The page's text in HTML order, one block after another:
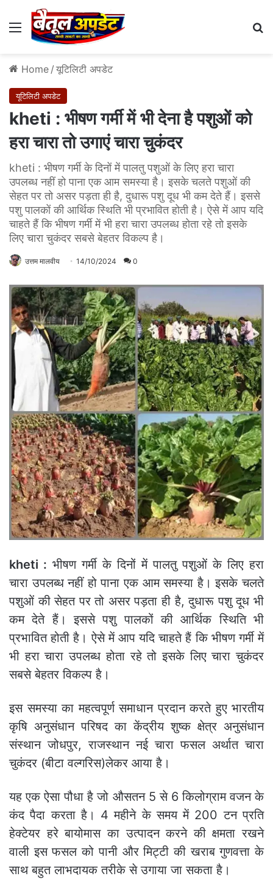
Menu
Home / यूटिलिटी अपडेट
यूटिलिटी अपडेट
kheti : भीषण गर्मी में भी देना है पशुओं को
हरा चारा तो उगाएं चारा चुकंदर
kheti : भीषण गर्मी के दिनों में पालतु पशुओं के लिए हरा चारा
उपलब्ध नहीं हो पाना एक आम समस्या है। इसके चलते पशुओं की
सेहत पर तो असर पड़ता ही है, दुधारू पशु दूध भी कम देते हैं। इससे
पशु पालकों की आर्थिक स्थिति भी प्रभावित होती है। ऐसे में आप यदि
चाहते हैं कि भीषण गर्मी में भी हरा चारा उपलब्ध होता रहे तो इसके
लिए चारा चुकंदर सबसे बेहतर विकल्प है।
उत्तम मालवीय 14/10/2024 0
kheti : भीषण गर्मी के दिनों में पालतु पशुओं के लिए हरा
चारा उपलब्ध नहीं हो पाना एक आम समस्या है। इसके चलते
पशुओं की सेहत पर तो असर पड़ता ही है, दुधारू पशु दूध भी
कम देते हैं। इससे पशु पालकों की आर्थिक स्थिति भी
प्रभावित होती है। ऐसे में आप यदि चाहते हैं कि भीषण गर्मी में
भी हरा चारा उपलब्ध होता रहे तो इसके लिए चारा चुकंदर
सबसे बेहतर विकल्प है।
इस समस्या का महत्वपूर्ण समाधान प्रदान करते हुए भारतीय
कृषि अनुसंधान परिषद का केंद्रीय शुष्क क्षेत्र अनुसंधान
संस्थान जोधपुर, राजस्थान नई चारा फसल अर्थात चारा
चुकंदर (बीटा वल्गरिस)लेकर आया है।
यह एक ऐसा पौधा है जो औसतन 5 से 6 किलोग्राम वजन के
कंद पैदा करता है। 4 महीने के समय में 200 टन प्रति
हेक्टेयर हरे बायोमास का उत्पादन करने की क्षमता रखने
वाली इस फसल को पानी और मिट्टी की खराब गुणवत्ता के
साथ बहुत लाभदायक तरीके से उगाया जा सकता है।